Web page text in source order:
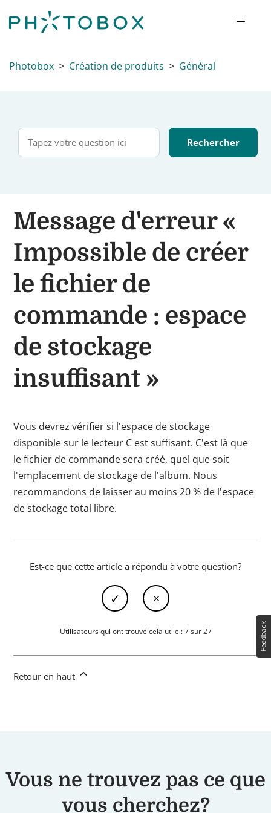
Photobox Création de produits Général
Message d'erreur «
Impossible de créer
le fichier de
commande : espace
de stockage
insuffisant »
Vous devrez vérifier si l'espace de stockage
disponible sur le lecteur C est suffisant. C'est là que
le fichier de commande sera créé, quel que soit
l'emplacement de stockage de l'album. Nous
recommandons de laisser au moins 20 % de l'espace
de stockage total libre.
Est-ce que cette article a répondu à votre question?
Utilisateurs qui ont trouvé cela utile : 7 sur 27
Retour en haut
Vous ne trouvez pas ce que
vous cherchez?